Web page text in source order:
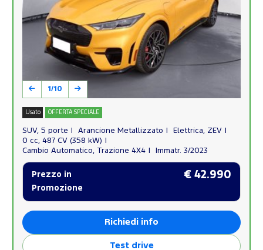
1/10
Usato OFFERTA SPECIALE
SUV, 5 porte Arancione Metallizzato
Elettrica, ZEV
0 cc, 487 CV (358 kW)
Cambio Automatico, Trazione 4X4
Immatr. 3/2023
Prezzo in
Promozione
€ 42.990
Richiedi info
Test drive